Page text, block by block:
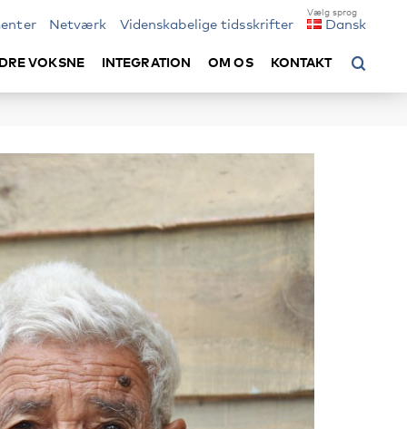
Netværk Videnskabelige tidsskrifter Dansk
VOKSNE INTEGRATION OM OS KONTAKT